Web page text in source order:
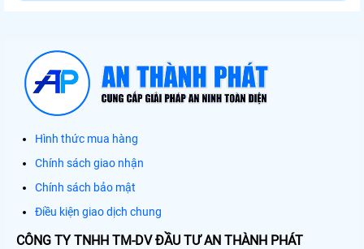
Hình thức mua hàng
Chính sách giao nhận
Chính sách bảo mật
Điều kiện giao dịch chung
CÔNG TY TNHH TM-DV ĐẦU TƯ AN THÀNH PHÁT